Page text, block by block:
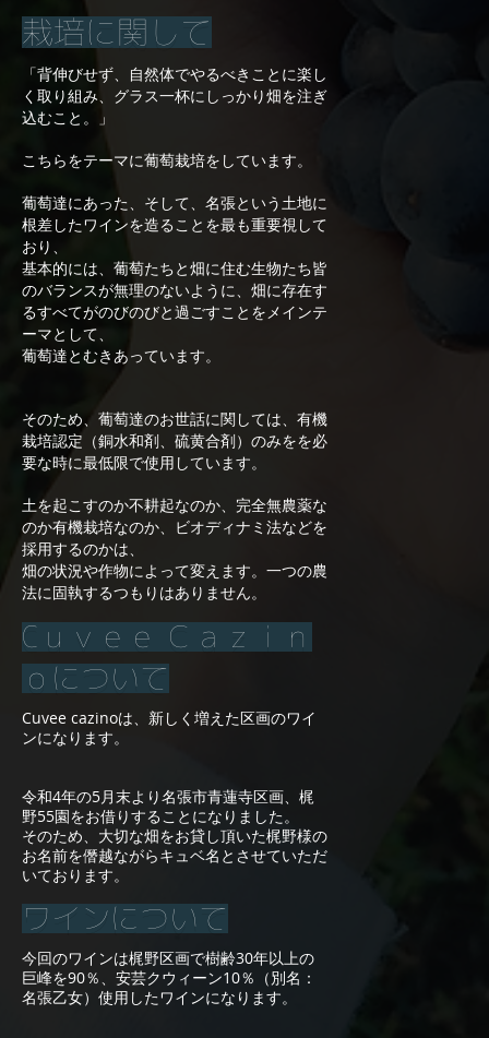
栽培に関して
「背伸びせず、自然体でやるべきことに楽し
く取り組み、グラス一杯にしっかり畑を注ぎ
込むこと。」
こちらをテーマに葡萄栽培をしています。
葡萄達にあった、そして、名張という土地に
根差したワインを造ることを最も重要視して
おり、
基本的には、葡萄たちと畑に住む生物たち皆
のバランスが無理のないように、畑に存在す
るすべてがのびのびと過ごすことをメインテ
ーマとして、
葡萄達とむきあっています。
そのため、葡萄達のお世話に関しては、有機
栽培認定（銅水和剤、硫黄合剤）のみをを必
要な時に最低限で使用しています。
土を起こすのか不耕起なのか、完全無農薬な
のか有機栽培なのか、ビオディナミ法などを
採用するのかは、
畑の状況や作物によって変えます。一つの農
法に固執するつもりはありません。
Cｕｖｅｅ Ｃａｚｉｎ
ｏについて
Cuvee cazinoは、新しく増えた区画のワイ
ンになります。
令和4年の5月末より名張市青蓮寺区画、梶
野55園をお借りすることになりました。
そのため、大切な畑をお貸し頂いた梶野様の
お名前を僭越ながらキュベ名とさせていただ
いております。
​ワインについて
今回のワインは梶野区画で樹齢30年以上の
巨峰を90％、安芸クウィーン10％（別名：
名張乙女）使用したワインになります。